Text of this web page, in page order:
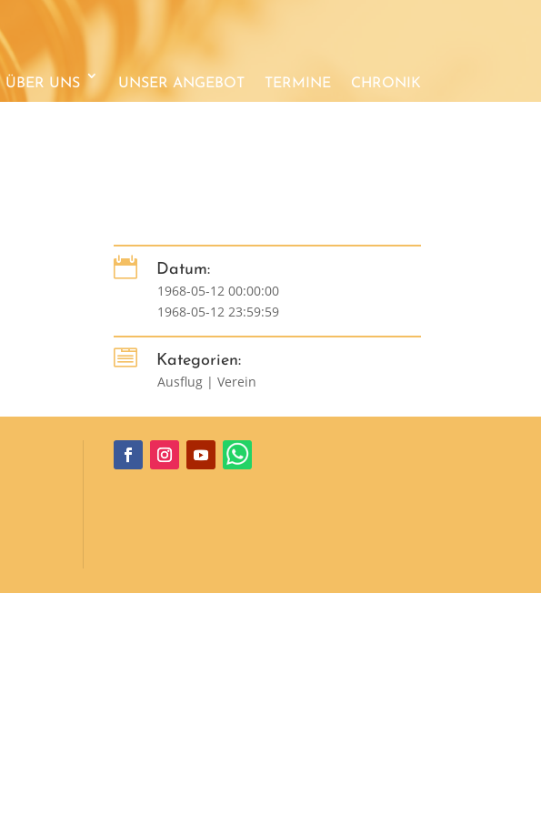
ÜBER UNS UNSER ANGEBOT TERMINE CHRONIK

Datum:
1968-05-12 00:00:00
1968-05-12 23:59:59

Kategorien:
Ausflug | Verein